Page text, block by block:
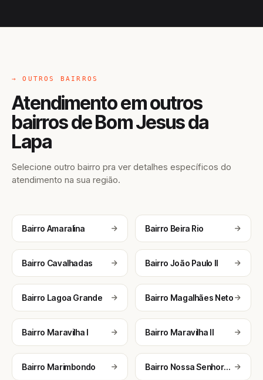
→ OUTROS BAIRROS
Atendimento em outros
bairros de Bom Jesus da
Lapa
Selecione outro bairro pra ver detalhes específicos do
atendimento na sua região.
Bairro Amaralina Bairro Beira Rio
Bairro Cavalhadas Bairro João Paulo II
Bairro Lagoa Grande Bairro Magalhães Neto
Bairro Maravilha I Bairro Maravilha II
Bairro Marimbondo Bairro Nossa Senhora da Soledade (Consolação)